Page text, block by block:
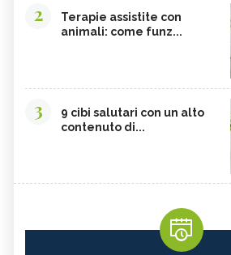
2
Terapie assistite con
animali: come funz...
3
9 cibi salutari con un alto
contenuto di...